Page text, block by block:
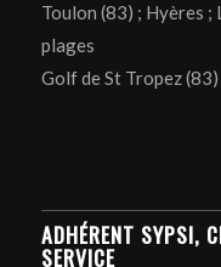
Toulon (83) ; Hyères ;
plages
Golf de St Tropez (83)
ADHÉRENT SYPSI,
SERVICE